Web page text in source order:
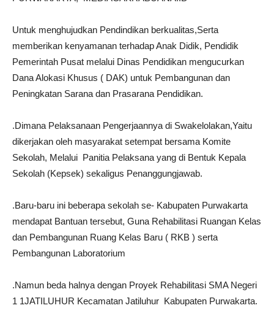
Untuk menghujudkan Pendindikan berkualitas,Serta
memberikan kenyamanan terhadap Anak Didik, Pendidik
Pemerintah Pusat melalui Dinas Pendidikan mengucurkan
Dana Alokasi Khusus ( DAK) untuk Pembangunan dan
Peningkatan Sarana dan Prasarana Pendidikan.
.Dimana Pelaksanaan Pengerjaannya di Swakelolakan,Yaitu
dikerjakan oleh masyarakat setempat bersama Komite
Sekolah, Melalui Panitia Pelaksana yang di Bentuk Kepala
Sekolah (Kepsek) sekaligus Penanggungjawab.
.Baru-baru ini beberapa sekolah se- Kabupaten Purwakarta
mendapat Bantuan tersebut, Guna Rehabilitasi Ruangan Kelas
dan Pembangunan Ruang Kelas Baru ( RKB ) serta
Pembangunan Laboratorium
.Namun beda halnya dengan Proyek Rehabilitasi SMA Negeri
1 1JATILUHUR Kecamatan Jatiluhur Kabupaten Purwakarta.